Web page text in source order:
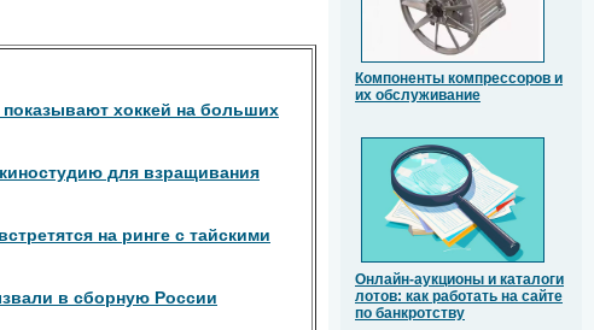
хоккей на больших
для взращивания
на ринге с тайскими
в сборную России
Компоненты компрессоров и
их обслуживание
Онлайн-аукционы и каталоги
лотов: как работать на сайте
по банкротству